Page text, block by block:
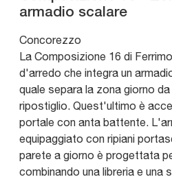
armadio scalare
Concorezzo
La Composizione 16 di
d'arredo che integra un
quale separa la zona giorno
ripostiglio. Quest'ultimo è
portale con anta battente.
equipaggiato con ripiani
parete a giorno è progettata
combinando una libreria e una